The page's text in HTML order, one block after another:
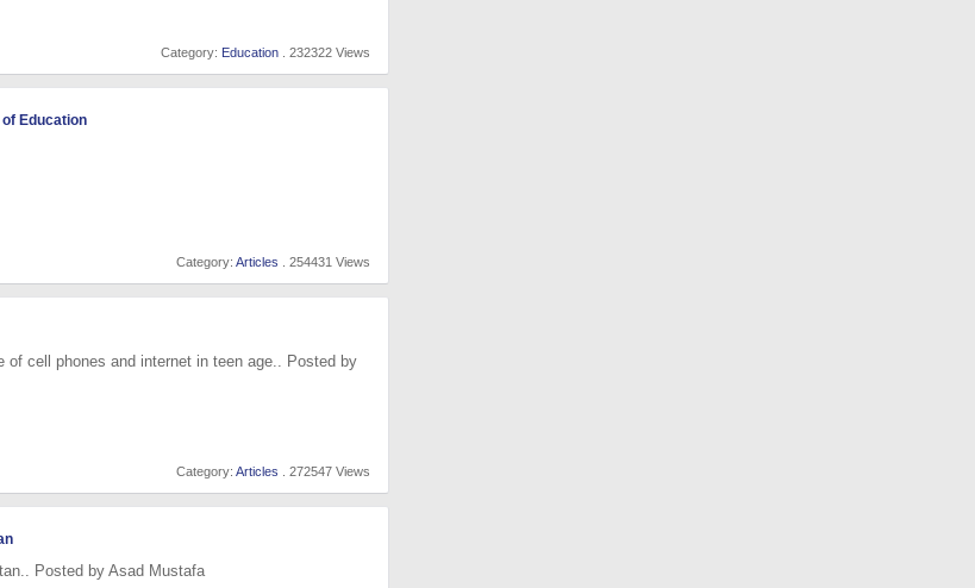
Category: Education . 232322 Views
Education
Category: Articles . 254431 Views
of cell phones and internet in teen age.. Posted by
Category: Articles . 272547 Views
Posted by Asad Mustafa